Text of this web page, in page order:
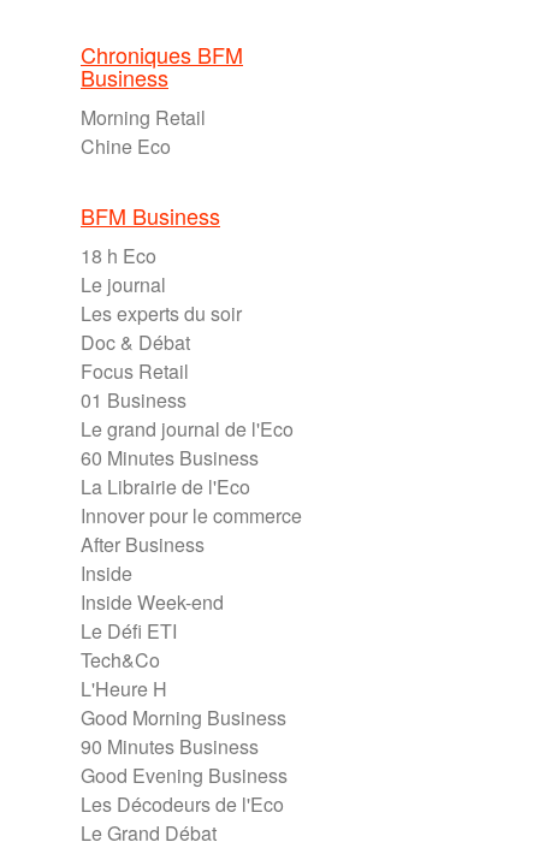
Chroniques BFM
Business
Morning Retail
Chine Eco
BFM Business
18 h Eco
Le journal
Les experts du soir
Doc & Débat
Focus Retail
01 Business
Le grand journal de l'Eco
60 Minutes Business
La Librairie de l'Eco
Innover pour le commerce
After Business
Inside
Inside Week-end
Le Défi ETI
Tech&Co
L'Heure H
Good Morning Business
90 Minutes Business
Good Evening Business
Les Décodeurs de l'Eco
Le Grand Débat